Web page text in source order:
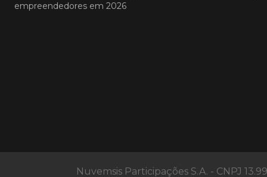
empreendedores em 2026
Nuvemsis Participações S.A. - CNPJ